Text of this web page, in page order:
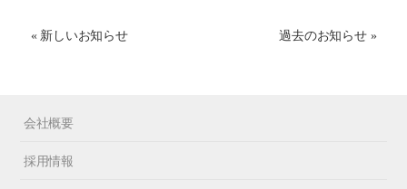
« 新しいお知らせ 過去のお知らせ »
会社概要
採用情報